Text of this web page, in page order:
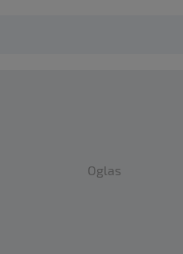
Oglas